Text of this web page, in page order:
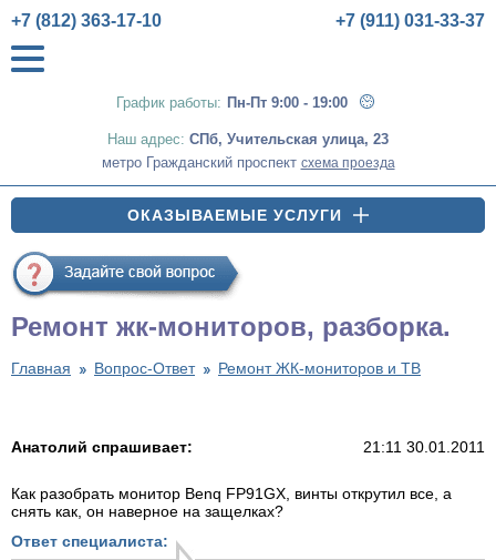
График работы: Пн-Пт 9:00 - 19:00
+7 (812) 363-17-10 +7 (911) 031-33-37
Наш адрес: СПб, Учительская улица, 23
метро Гражданский проспект схема проезда
ОКАЗЫВАЕМЫЕ УСЛУГИ
Ремонт жк-мониторов, разборка.
Главная Вопрос-Ответ Ремонт ЖК-мониторов и ТВ
Анатолий спрашивает: 21:11 30.01.2011
Как разобрать монитор Benq FP91GX, винты открутил все, а
снять как, он наверное на защелках?
Ответ специалиста: